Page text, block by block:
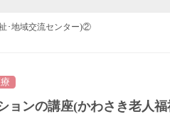
･地域交流センター)②
ョンの講座(かわさき老人